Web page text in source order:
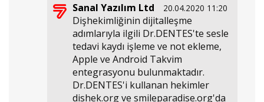
Sanal Yazılım Ltd 20.04.2020 11:20
Dişhekimliğinin dijitalleşme
adımlarıyla ilgili Dr.DENTES'te sesle
tedavi kaydı işleme ve not ekleme,
Apple ve Android Takvim
entegrasyonu bulunmaktadır.
Dr.DENTES'i kullanan hekimler
dishek.org ve smileparadise.org'da